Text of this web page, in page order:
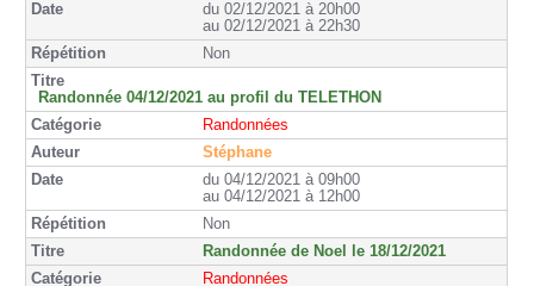
du 02/12/2021 à 20h00
au 02/12/2021 à 22h30
Non
Randonnée 04/12/2021 au profil du TELETHON
Randonnées
Stéphane
du 04/12/2021 à 09h00
au 04/12/2021 à 12h00
Non
Randonnée de Noel le 18/12/2021
Randonnées